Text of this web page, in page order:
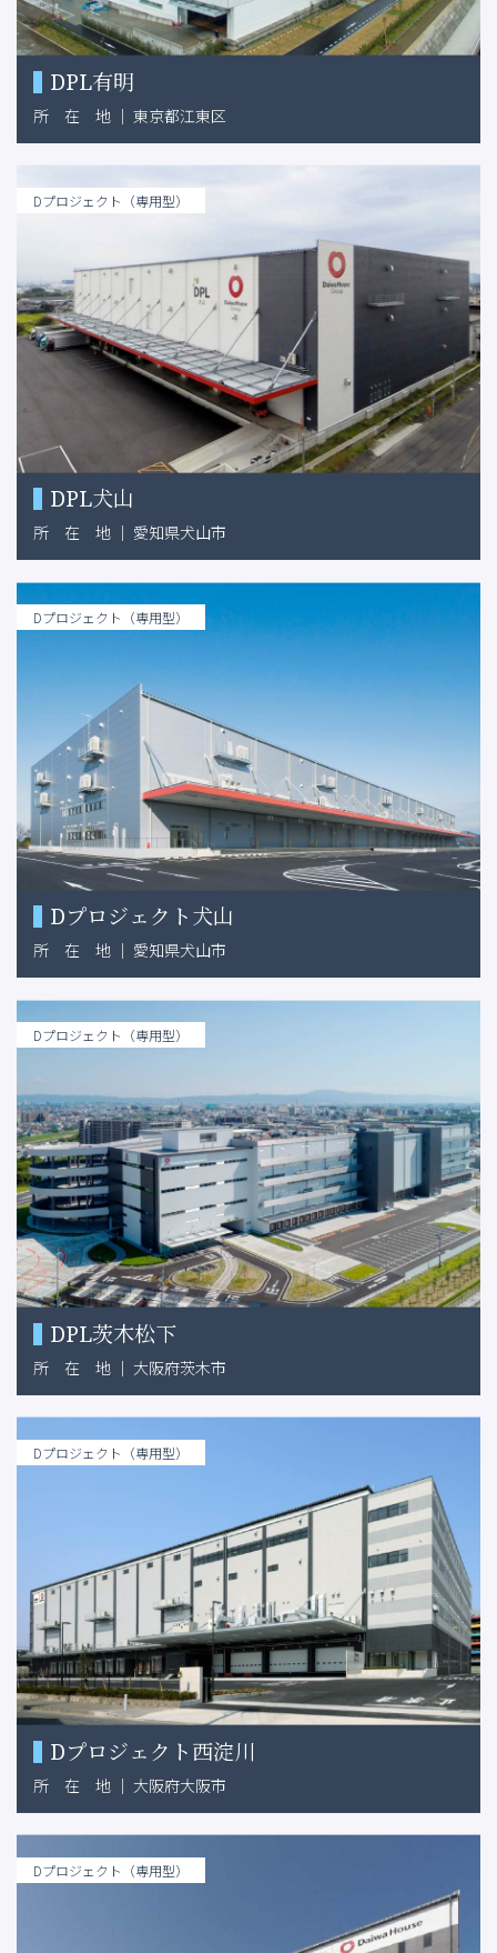
DPL有明
所 在 地 ｜ 東京都江東区
Dプロジェクト（専用型）
DPL犬山
所 在 地 ｜ 愛知県犬山市
Dプロジェクト（専用型）
Dプロジェクト犬山
所 在 地 ｜ 愛知県犬山市
Dプロジェクト（専用型）
DPL茨木松下
所 在 地 ｜ 大阪府茨木市
Dプロジェクト（専用型）
Dプロジェクト西淀川
所 在 地 ｜ 大阪府大阪市
Dプロジェクト（専用型）